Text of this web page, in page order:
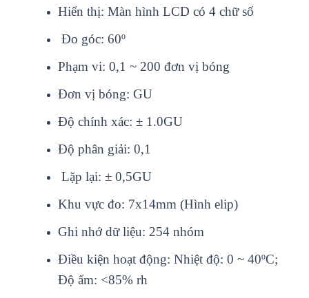
Hiển thị: Màn hình LCD có 4 chữ số
Đo góc: 60º
Phạm vi: 0,1 ~ 200 đơn vị bóng
Đơn vị bóng: GU
Độ chính xác: ± 1.0GU
Độ phân giải: 0,1
Lặp lại: ± 0,5GU
Khu vực đo: 7x14mm (Hình elip)
Ghi nhớ dữ liệu: 254 nhóm
Điều kiện hoạt động: Nhiệt độ: 0 ~ 40ºC;
Độ ẩm: <85% rh